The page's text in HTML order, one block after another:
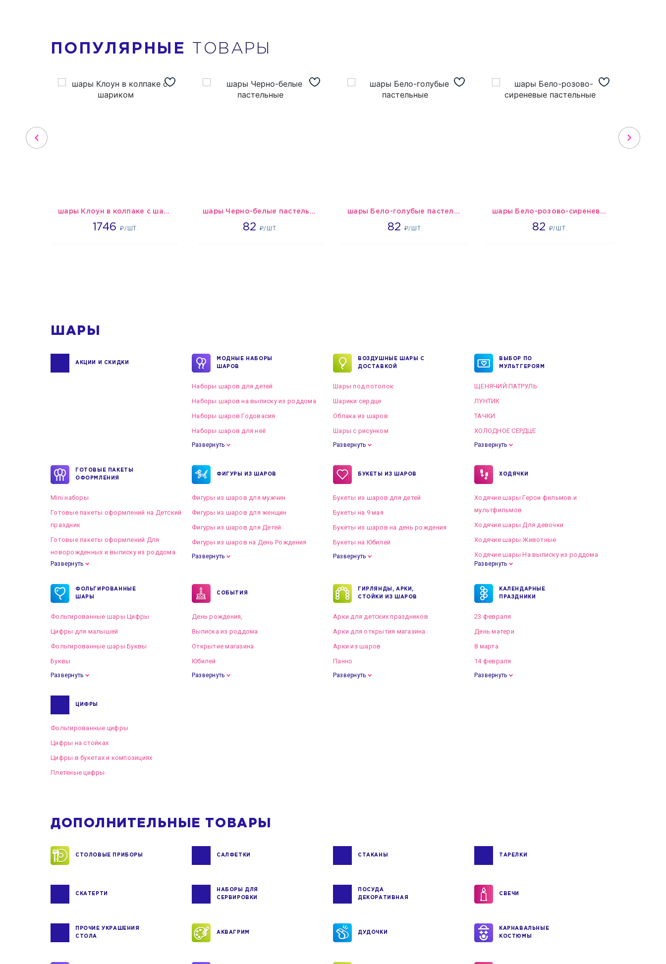
ПОПУЛЯРНЫЕ ТОВАРЫ
шары Клоун в колпаке с шариком
1746₽/ШТ.
1746 шары Черно-белые пастельные
82 ₽/ШТ.
1637 шары Бело-голубые пастельные
82 ₽/ШТ.
1637 шары Бело-розово-сиреневые пастельные
82 ₽/ШТ.
1637
ШАРЫ
АКЦИИ И СКИДКИ
МОДНЫЕ НАБОРЫ
ШАРОВ
Наборы шаров для детей
Наборы шаров на выписку из роддома
Наборы шаров Годовасия
Наборы шаров для неё
Развернуть
ВОЗДУШНЫЕ ШАРЫ С
ДОСТАВКОЙ
Шары под потолок
Шарики сердце
Облака из шаров
Шары с рисунком
Развернуть
ВЫБОР ПО
МУЛЬТГЕРОЯМ
ЩЕНЯЧИЙ ПАТРУЛЬ
ЛУНТИК
ТАЧКИ
ХОЛОДНОЕ СЕРДЦЕ
Развернуть
ГОТОВЫЕ ПАКЕТЫ
ОФОРМЛЕНИЯ
Mini наборы
Готовые пакеты оформлений на Детский
праздник
Готовые пакеты оформлений Для
новорожденных и выписку из роддома
Готовые пакеты оформлений на Свадьбу
Развернуть
ФИГУРЫ ИЗ ШАРОВ
Фигуры из шаров для мужчин
Фигуры из шаров для женщин
Фигуры из шаров для Детей
Фигуры из шаров на День Рождения
Развернуть
БУКЕТЫ ИЗ ШАРОВ
Букеты из шаров для детей
Букеты на 9 мая
Букеты из шаров на день рождения
Букеты на Юбилей
Развернуть
ХОДЯЧКИ
Ходячие шары Герои фильмов и
мультфильмов
Ходячие шары Для девочки
Ходячие шары Животные
Ходячие шары На выписку из роддома
Развернуть
ФОЛЬГИРОВАННЫЕ
ШАРЫ
Фольгированные шары Цифры
Цифры для малышей
Фольгированные шары Буквы
Буквы
Развернуть
СОБЫТИЯ
День рождения,
Выписка из роддома
Открытие магазина
Юбилей
Развернуть
ГИРЛЯНДЫ, АРКИ,
СТОЙКИ ИЗ ШАРОВ
Арки для детских праздников
Арки для открытия магазина
Арки из шаров
Панно
Развернуть
КАЛЕНДАРНЫЕ
ПРАЗДНИКИ
23 февраля
День матери
8 марта
14 февраля
Развернуть
ЦИФРЫ
Фольгированные цифры
Цифры на стойках
Цифры в букетах и композициях
Плетеные цифры
ДОПОЛНИТЕЛЬНЫЕ ТОВАРЫ
СТОЛОВЫЕ ПРИБОРЫ САЛФЕТКИ СТАКАНЫ ТАРЕЛКИ
СКАТЕРТИ
НАБОРЫ ДЛЯ
СЕРВИРОВКИ
ПОСУДА
ДЕКОРАТИВНАЯ
СВЕЧИ
ПРОЧИЕ УКРАШЕНИЯ
СТОЛА
АКВАГРИМ ДУДОЧКИ
КАРНАВАЛЬНЫЕ
КОСТЮМЫ